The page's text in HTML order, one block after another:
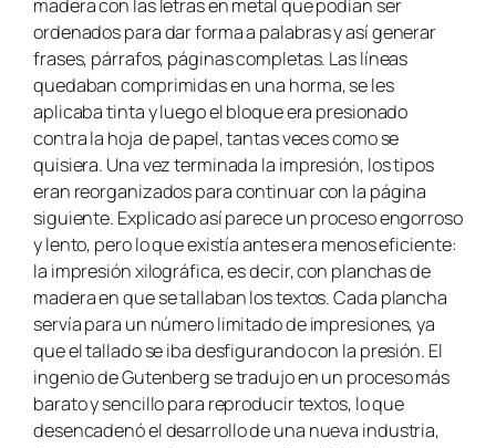
madera con las letras en metal que podían ser
ordenados para dar forma a palabras y así generar
frases, párrafos, páginas completas. Las líneas
quedaban comprimidas en una horma, se les
aplicaba tinta y luego el bloque era presionado
contra la hoja de papel, tantas veces como se
quisiera. Una vez terminada la impresión, los tipos
eran reorganizados para continuar con la página
siguiente. Explicado así parece un proceso engorroso
y lento, pero lo que existía antes era menos eficiente:
la impresión xilográfica, es decir, con planchas de
madera en que se tallaban los textos. Cada plancha
servía para un número limitado de impresiones, ya
que el tallado se iba desfigurando con la presión. El
ingenio de Gutenberg se tradujo en un proceso más
barato y sencillo para reproducir textos, lo que
desencadenó el desarrollo de una nueva industria,